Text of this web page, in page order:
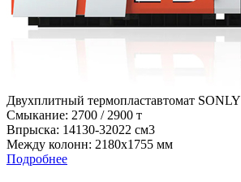
Двухплитный термопластавтомат
Cмыкание: 2700 / 2900 т
Впрыска: 14130-32022 см3
Между колонн: 2180х1755 мм
Подробнее